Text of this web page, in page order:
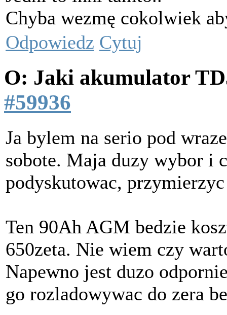
Chyba wezmę cokolwiek
Odpowiedz Cytuj
O: Jaki akumulator
#59936
Ja bylem na serio pod
sobote. Maja duzy wybor i
podyskutowac,
Ten 90Ah AGM bedzie
650zeta. Nie wiem czy
Napewno jest duzo
go rozladowywac do zera